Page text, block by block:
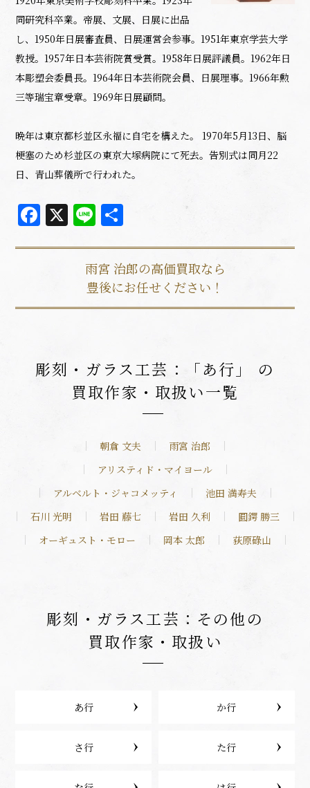
同研究科卒業。帝展、文展、日展に出品
し、1950年日展審査員、日展運営会参事。1951年東京学芸大学
教授。1957年日本芸術院賞受賞。1958年日展評議員。1962年日
本彫塑会委員長。1964年日本芸術院会員、日展理事。1966年勲
三等瑞宝章受章。1969年日展顧問。
晩年は東京都杉並区永福に自宅を構えた。 1970年5月13日、脳
梗塞のため杉並区の東京大塚病院にて死去。告別式は同月22
日、青山葬儀所で行われた。
Facebook
X Line
雨宮 治郎の高価買取なら
豊後にお任せください！
彫刻・ガラス工芸：「あ行」 の
買取作家・取扱い一覧
朝倉 文夫
雨宮 治郎
アリスティド・マイヨール
アルベルト・ジャコメッティ
池田 満寿夫
石川 光明
岩田 藤七 岩田 久利
圓鍔 勝三
オーギュスト・モロー
岡本 太郎 荻原碌山
彫刻・ガラス工芸：その他の
買取作家・取扱い
あ行 か行
さ行 た行